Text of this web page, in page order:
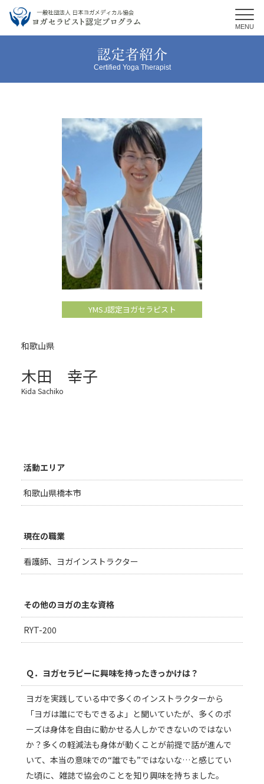
MENU
認定者紹介
Certified Yoga Therapist
YMSJ認定ヨガセラピスト
和歌山県
木田 幸子
Kida Sachiko
活動エリア
和歌山県橋本市
現在の職業
看護師、ヨガインストラクター
その他のヨガの主な資格
RYT-200
Ｑ．ヨガセラピーに興味を持ったきっかけは？
ヨガを実践している中で多くのインストラクターから
「ヨガは誰にでもできるよ」と聞いていたが、多くのポ
ーズは身体を自由に動かせる人しかできないのではない
か？多くの軽減法も身体が動くことが前提で話が進んで
いて、本当の意味での“誰でも”ではないな…と感じてい
た頃に、雑誌で協会のことを知り興味を持ちました。